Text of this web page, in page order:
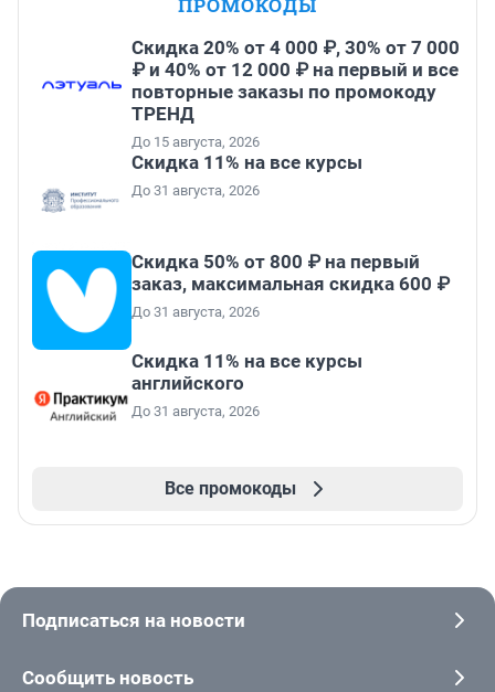
Скидка 20% от 4 000 ₽, 30% от 7 000
₽ и 40% от 12 000 ₽ на первый и все
повторные заказы по промокоду
ТРЕНД
До 15 августа, 2026
Скидка 11% на все курсы
До 31 августа, 2026
Скидка 50% от 800 ₽ на первый
заказ, максимальная скидка 600 ₽
До 31 августа, 2026
Скидка 11% на все курсы
английского
До 31 августа, 2026
Все промокоды
Подписаться на новости
Сообщить новость